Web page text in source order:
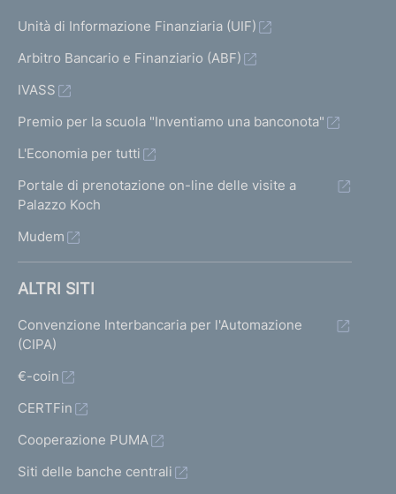
Unità di Informazione Finanziaria (UIF)
Arbitro Bancario e Finanziario (ABF)
IVASS
Premio per la scuola "Inventiamo una banconota"
L'Economia per tutti
Portale di prenotazione on-line delle visite a
Palazzo Koch
Mudem
ALTRI SITI
Convenzione Interbancaria per l'Automazione
(CIPA)
€-coin
CERTFin
Cooperazione PUMA
Siti delle banche centrali